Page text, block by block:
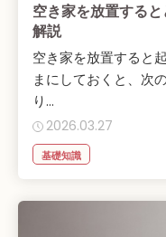
空き家を放置する
解説
空き家を放置すると
まにしておくと、次
り...
2026.03.27
基礎知識